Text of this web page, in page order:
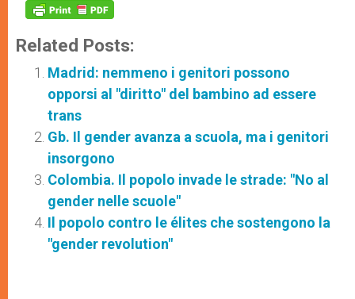
Related Posts:
Madrid: nemmeno i genitori possono
opporsi al "diritto" del bambino ad essere
trans
Gb. Il gender avanza a scuola, ma i genitori
insorgono
Colombia. Il popolo invade le strade: "No al
gender nelle scuole"
Il popolo contro le élites che sostengono la
"gender revolution"